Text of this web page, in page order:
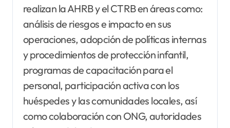
realizan la AHRB y el CTRB en áreas como:
análisis de riesgos e impacto en sus
operaciones, adopción de políticas internas
y procedimientos de protección infantil,
programas de capacitación para el
personal, participación activa con los
huéspedes y las comunidades locales, así
como colaboración con ONG, autoridades